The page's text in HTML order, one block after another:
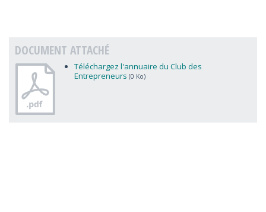
DOCUMENT ATTACHÉ
Téléchargez l'annuaire du Club des
Entrepreneurs (0 Ko)